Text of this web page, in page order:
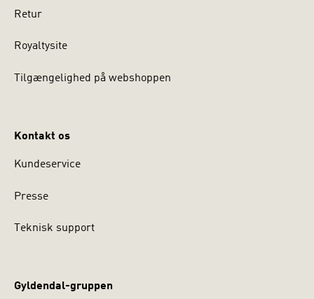
Retur
Royaltysite
Tilgængelighed på webshoppen
Kontakt os
Kundeservice
Presse
Teknisk support
Gyldendal-gruppen